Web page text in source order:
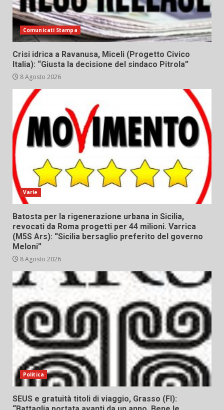
Comunicati Stampa
Crisi idrica a Ravanusa, Miceli (Progetto Civico
Italia): “Giusta la decisione del sindaco Pitrola”
8 Agosto 2026
Varie
Batosta per la rigenerazione urbana in Sicilia,
revocati da Roma progetti per 44 milioni. Varrica
(M5S Ars): “Sicilia bersaglio preferito del governo
Meloni”
8 Agosto 2026
Politica
SEUS e gratuità titoli di viaggio, Grasso (FI):